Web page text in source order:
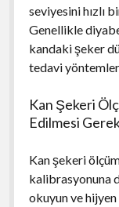
seviyesini hızlı
Genellikle
kandaki şeker
tedavi
Kan Şekeri
Edilmesi
Kan şekeri
kalibrasyonuna
okuyun ve